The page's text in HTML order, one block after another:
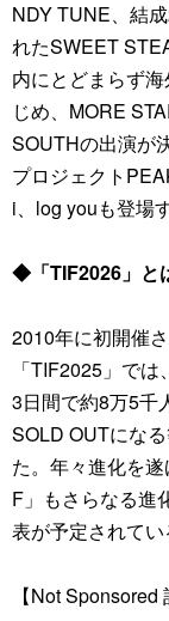
NDY TUNE、結
れたSWEET
内にとどまらず
じめ、MORE
SOUTHの出演が
プロジェクト
i、log youも登場す
◆「TIF2026」と
2010年に初開催
「TIF2025」で
3日間で約8万5千
SOLD OUTにな
た。年々進化を
F」もさらなる進
表が予定されてい
【Not Sponsored